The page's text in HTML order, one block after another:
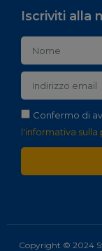
Iscriviti alla
Confermo di
l'informativa sulla
Copyright © 2024